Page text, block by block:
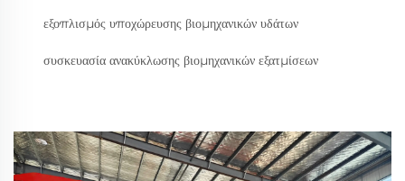
εξοπλισμός υποχώρευσης βιομηχανικών υδάτων
συσκευασία ανακύκλωσης βιομηχανικών εξατμίσεων